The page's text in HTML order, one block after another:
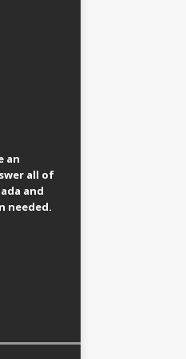
an
all of
and
needed.